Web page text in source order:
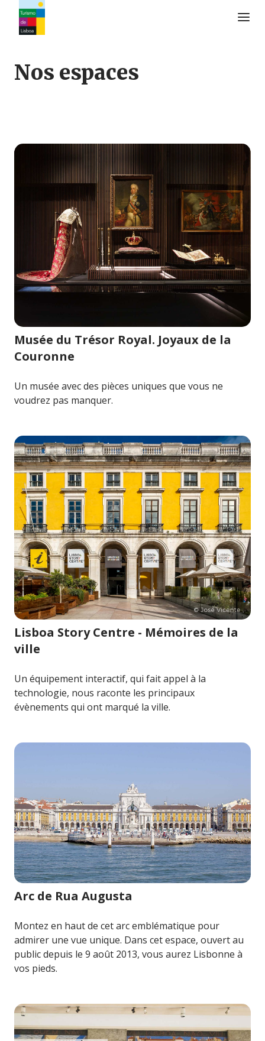
Nos espaces
Image pour Musée du Trésor Royal. Joyaux de la
Musée du Trésor Royal. Joyaux de la
Couronne
Un musée avec des pièces uniques que vous ne
voudrez pas manquer.
Image pour Lisboa Story Centre - Mémoires de la ville
Lisboa Story Centre - Mémoires de la
ville
Un équipement interactif, qui fait appel à la
technologie, nous raconte les principaux
évènements qui ont marqué la ville.
Image pour Arc de Rua Augusta
Arc de Rua Augusta
Montez en haut de cet arc emblématique pour
admirer une vue unique. Dans cet espace, ouvert au
public depuis le 9 août 2013, vous aurez Lisbonne à
vos pieds.